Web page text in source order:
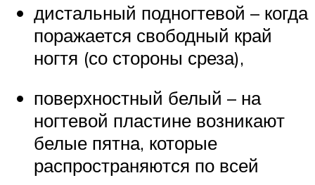
дистальный подногтевой – когда
поражается свободный край
ногтя (со стороны среза),
поверхностный белый – на
ногтевой пластине возникают
белые пятна, которые
распространяются по всей